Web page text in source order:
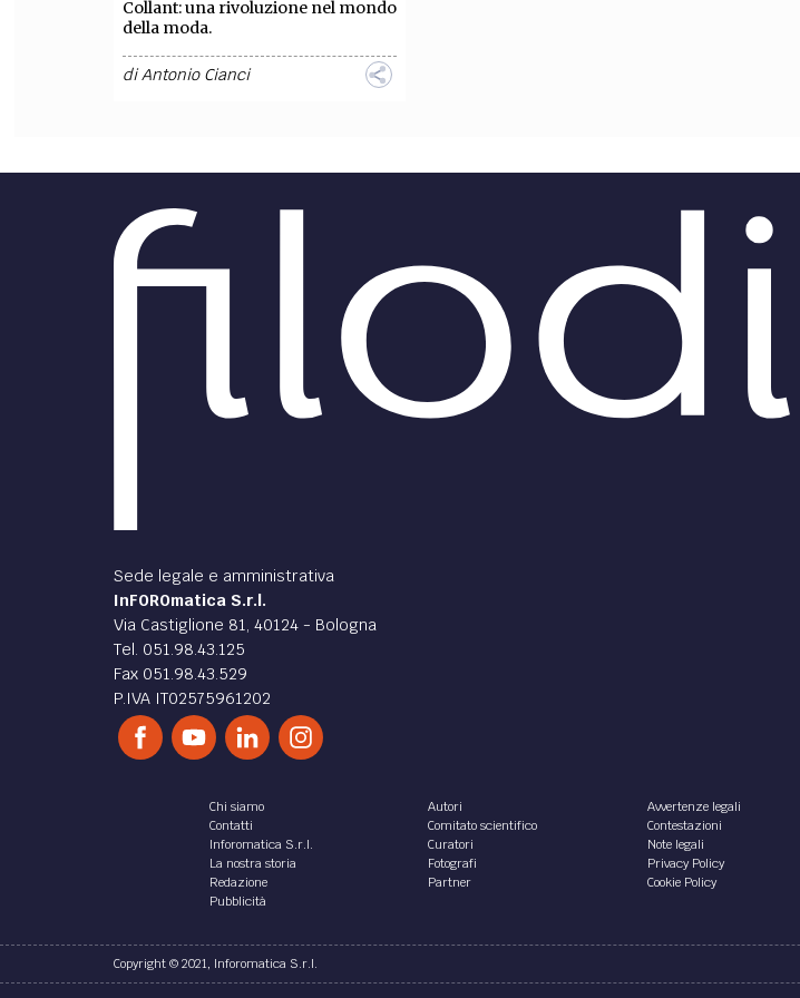
SOCIAL MEDIA
Collant: una rivoluzione nel mondo
della moda.
diAntonio Cianci
Sede legale e amministrativa
InFOROmatica S.r.l.
Via Castiglione 81, 40124 - Bologna
Tel. 051.98.43.125
Fax 051.98.43.529
P.IVA IT02575961202
Chi siamo
Contatti
Inforomatica S.r.l.
La nostra storia
Redazione
Pubblicità
Autori
Comitato scientifico
Curatori
Fotografi
Partner
Avvertenze legali
Contestazioni
Note legali
Privacy Policy
Cookie Policy
Copyright © 2021, Inforomatica S.r.l.